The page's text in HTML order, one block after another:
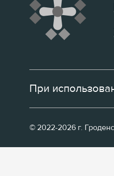
При
© 2022-2026 г.